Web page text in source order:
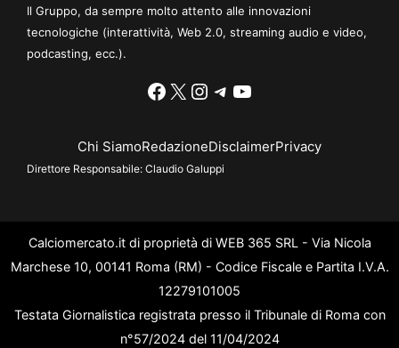
Il Gruppo, da sempre molto attento alle innovazioni
tecnologiche (interattività, Web 2.0, streaming audio e video,
podcasting, ecc.).
Facebook
X Instagram
Telegram
YouTube
Chi SiamoRedazioneDisclaimerPrivacy
Direttore Responsabile: Claudio Galuppi
Calciomercato.it di proprietà di WEB 365 SRL - Via Nicola
Marchese 10, 00141 Roma (RM) - Codice Fiscale e Partita I.V.A.
12279101005
Testata Giornalistica registrata presso il Tribunale di Roma con
n°57/2024 del 11/04/2024